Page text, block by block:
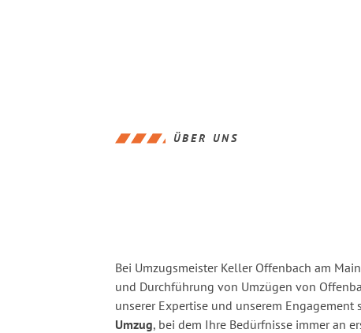
ÜBER UNS
Bei Umzugsmeister Keller Offenbach am
und Durchführung von Umzügen von
unserer Expertise und unserem Engagement
Umzug, bei dem Ihre Bedürfnisse immer an